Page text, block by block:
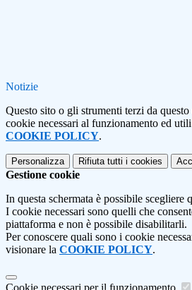
Notizie
Questo sito o gli strumenti terzi da
cookie necessari al funzionamento ed
COOKIE POLICY.
Personalizza Rifiuta tutti i cookies
Gestione cookie
In questa schermata è possibile scegliere
I cookie necessari sono quelli che
piattaforma e non è possibile disabilitarli.
Per conoscere quali sono i cookie
visionare la COOKIE POLICY.